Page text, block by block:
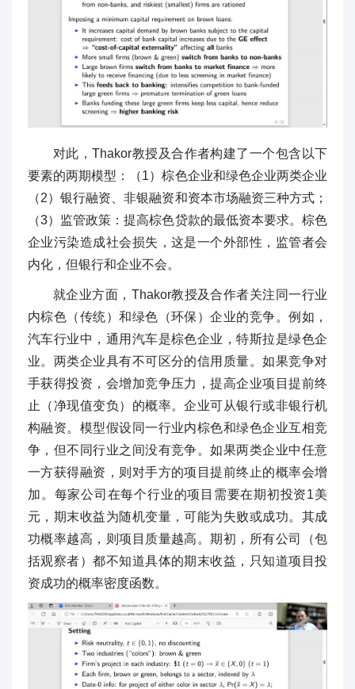
对此，Thakor教授及合作者构建了一个包含以下
要素的两期模型：（1）棕色企业和绿色企业两类企业
（2）银行融资、非银融资和资本市场融资三种方式；
（3）监管政策：提高棕色贷款的最低资本要求。棕色
企业污染造成社会损失，这是一个外部性，监管者会
内化，但银行和企业不会。
就企业方面，Thakor教授及合作者关注同一行业
内棕色（传统）和绿色（环保）企业的竞争。例如，
汽车行业中，通用汽车是棕色企业，特斯拉是绿色企
业。两类企业具有不可区分的信用质量。如果竞争对
手获得投资，会增加竞争压力，提高企业项目提前终
止（净现值变负）的概率。企业可从银行或非银行机
构融资。模型假设同一行业内棕色和绿色企业互相竞
争，但不同行业之间没有竞争。如果两类企业中任意
一方获得融资，则对手方的项目提前终止的概率会增
加。每家公司在每个行业的项目需要在期初投资1美
元，期末收益为随机变量，可能为失败或成功。其成
功概率越高，则项目质量越高。期初，所有公司（包
括观察者）都不知道具体的期末收益，只知道项目投
资成功的概率密度函数。